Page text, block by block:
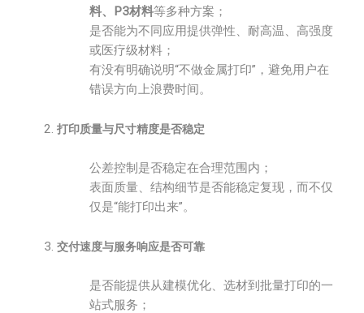
料、P3材料等多种方案；
是否能为不同应用提供弹性、耐高温、高强度
或医疗级材料；
有没有明确说明“不做金属打印”，避免用户在
错误方向上浪费时间。
打印质量与尺寸精度是否稳定
公差控制是否稳定在合理范围内；
表面质量、结构细节是否能稳定复现，而不仅
仅是“能打印出来”。
交付速度与服务响应是否可靠
是否能提供从建模优化、选材到批量打印的一
站式服务；